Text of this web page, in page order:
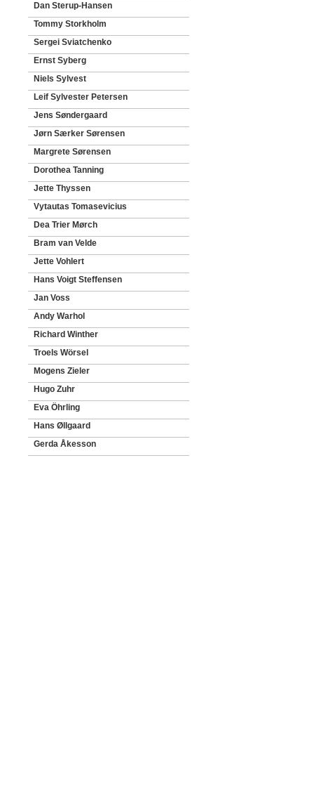
Dan Sterup-Hansen
Tommy Storkholm
Sergei Sviatchenko
Ernst Syberg
Niels Sylvest
Leif Sylvester Petersen
Jens Søndergaard
Jørn Særker Sørensen
Margrete Sørensen
Dorothea Tanning
Jette Thyssen
Vytautas Tomasevicius
Dea Trier Mørch
Bram van Velde
Jette Vohlert
Hans Voigt Steffensen
Jan Voss
Andy Warhol
Richard Winther
Troels Wörsel
Mogens Zieler
Hugo Zuhr
Eva Öhrling
Hans Øllgaard
Gerda Åkesson